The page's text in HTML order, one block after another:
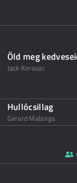
Öld meg
Jack Kerouac
Hullócsillag
Gerard Malanga